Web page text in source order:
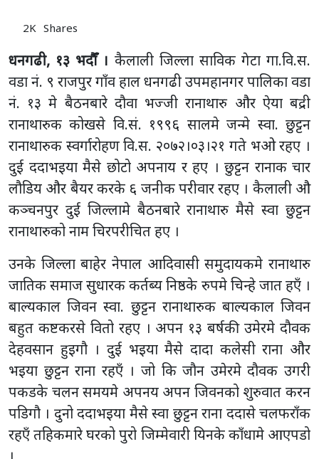
2K Shares
धनगढी, १३ भदाैँ । कैलाली जिल्ला साविक गेटा गा.वि.स.
वडा नं. ९ राजपुर गाँव हाल धनगढी उपमहानगर पालिका वडा
नं. १३ मे बैठनबारे दौवा भज्जी रानाथारु और ऐया बद्री
रानाथारुक कोखसे वि.सं. १९९६ सालमे जन्मे स्वा. छुट्टन
रानाथारुक स्वर्गारोहण वि.स. २०७२।०३।२१ गते भओ रहए ।
दुई ददाभइया मैसे छोटो अपनाय र हए । छुट्टन रानाक चार
लौडिय और बैयर करके ६ जनीक परीवार रहए । कैलाली औ
कञ्चनपुर दुई जिल्लामे बैठनबारे रानाथारु मैसे स्वा छुट्टन
रानाथारुको नाम चिरपरीचित हए ।
उनके जिल्ला बाहेर नेपाल आदिवासी समुदायकमे रानाथारु
जातिक समाज सुधारक कर्तब्य निष्ठके रुपमे चिन्हे जात हएँ ।
बाल्यकाल जिवन स्वा. छुट्टन रानाथारुक बाल्यकाल जिवन
बहुत कष्टकरसे वितो रहए । अपन १३ बर्षकी उमेरमे दौवक
देहवसान हुइगौ । दुई भइया मैसे दादा कलेसी राना और
भइया छुट्टन राना रहएँ । जो कि जौन उमेरमे दौवक उगरी
पकडके चलन समयमे अपनय अपन जिवनको शुरुवात करन
पडिगौ । दुनो ददाभइया मैसे स्वा छुट्टन राना ददासे चलफराँक
रहएँ तहिकमारे घरको पुरो जिम्मेवारी यिनके काँधामे आएपडो